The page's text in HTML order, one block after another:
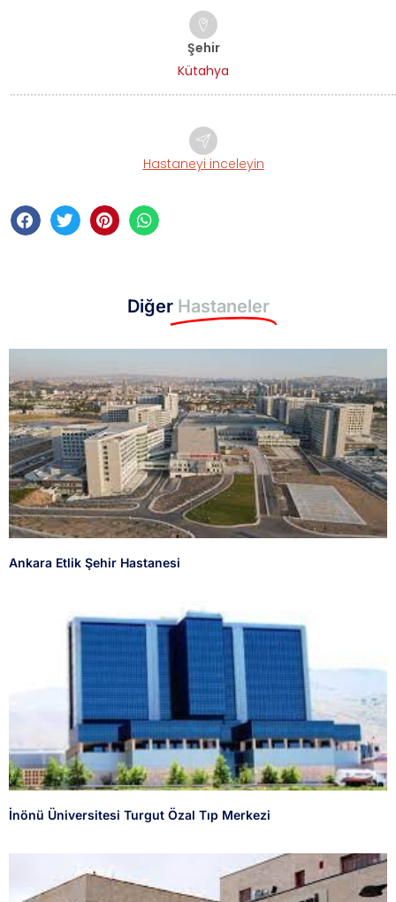
Şehir
Kütahya
Hastaneyi inceleyin
Diğer Hastaneler
Ankara Etlik Şehir Hastanesi
İnönü Üniversitesi Turgut Özal Tıp Merkezi